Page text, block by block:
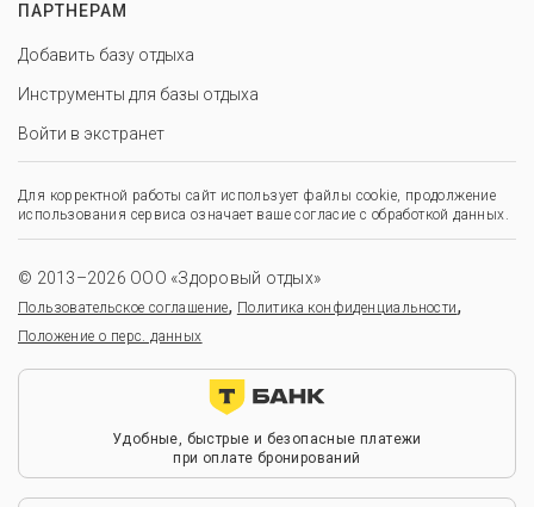
ПАРТНЕРАМ
Добавить базу отдыха
Инструменты для базы отдыха
Войти в экстранет
Для корректной работы сайт использует файлы cookie, продолжение
использования сервиса означает ваше согласие с обработкой данных.
© 2013–2026 ООО «Здоровый отдых»
Пользовательское соглашение, Политика конфиденциальности,
Положение о перс. данных
Удобные, быстрые и безопасные платежи
при оплате бронирований